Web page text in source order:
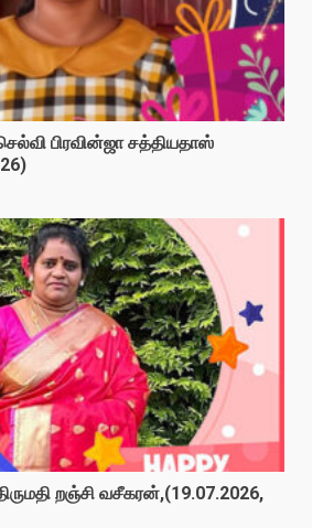
பிரவின்ஜா சத்தியதாஸ்
றஞ்சி வசீகரன்,(19.07.2026,